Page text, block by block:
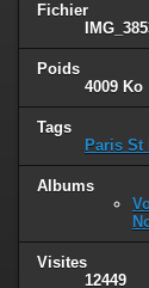
Fichier
Poids
4009 Ko
Tags
Paris St
Albums
Visites
12449